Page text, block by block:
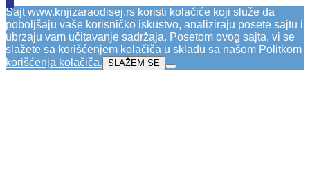
Sajtwww.knjizaraodisej.rs koristi kolačiće koji služe da
poboljšaju vaše korisničko iskustvo, analiziraju posete sajtu i
ubrzaju vam učitavanje sadržaja. Posetom ovog sajta, vi se
slažete sa korišćenjem kolačiča u skladu sa našom Politkom
korišćenja kolačiča. SLAŽEM SE